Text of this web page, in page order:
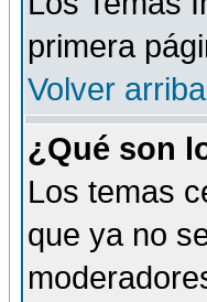
primera
Volver arriba
¿Qué son
Los temas
que ya no